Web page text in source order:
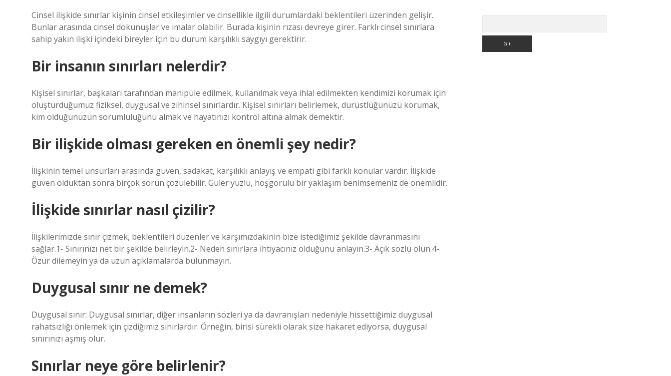
Cinsel ilişkide sınırlar kişinin cinsel etkileşimler ve cinsellikle ilgili durumlardaki beklentileri üzerinden gelişir.
Bunlar arasında cinsel dokunuşlar ve imalar olabilir. Burada kişinin rızası devreye girer. Farklı cinsel sınırlara
sahip yakın ilişki içindeki bireyler için bu durum karşılıklı saygıyı gerektirir.
Bir insanın sınırları nelerdir?
Kişisel sınırlar, başkaları tarafından manipüle edilmek, kullanılmak veya ihlal edilmekten kendimizi korumak için
oluşturduğumuz fiziksel, duygusal ve zihinsel sınırlardır. Kişisel sınırları belirlemek, dürüstlüğünüzü korumak,
kim olduğunuzun sorumluluğunu almak ve hayatınızı kontrol altına almak demektir.
Bir ilişkide olması gereken en önemli şey nedir?
İlişkinin temel unsurları arasında güven, sadakat, karşılıklı anlayış ve empati gibi farklı konular vardır. İlişkide
güven olduktan sonra birçok sorun çözülebilir. Güler yüzlü, hoşgörülü bir yaklaşım benimsemeniz de önemlidir.
İlişkide sınırlar nasıl çizilir?
İlişkilerimizde sınır çizmek, beklentileri düzenler ve karşımızdakinin bize istediğimiz şekilde davranmasını
sağlar.1- Sınırınızı net bir şekilde belirleyin.2- Neden sınırlara ihtiyacınız olduğunu anlayın.3- Açık sözlü olun.4-
Özür dilemeyin ya da uzun açıklamalarda bulunmayın.
Duygusal sınır ne demek?
Duygusal sınır: Duygusal sınırlar, diğer insanların sözleri ya da davranışları nedeniyle hissettiğimiz duygusal
rahatsızlığı önlemek için çizdiğimiz sınırlardır. Örneğin, birisi sürekli olarak size hakaret ediyorsa, duygusal
sınırınızı aşmış olur.
Sınırlar neye göre belirlenir?